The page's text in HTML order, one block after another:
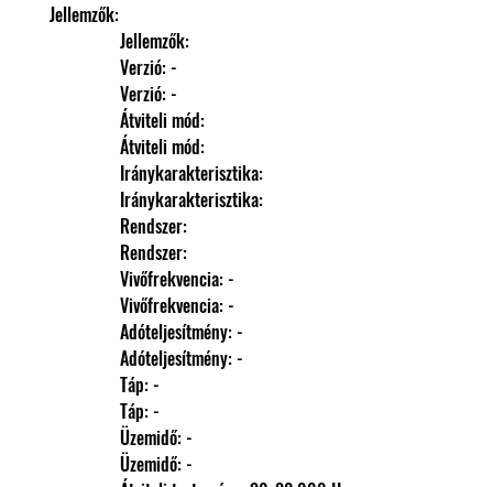
Jellemzők:
                Jellemzők:
                Verzió: -
                Verzió: -
                Átviteli mód:
                Átviteli mód:
                Iránykarakterisztika:
                Iránykarakterisztika:
                Rendszer:
                Rendszer:
                Vivőfrekvencia: -
                Vivőfrekvencia: -
                Adóteljesítmény: -
                Adóteljesítmény: -
                Táp: -
                Táp: -
                Üzemidő: -
                Üzemidő: -